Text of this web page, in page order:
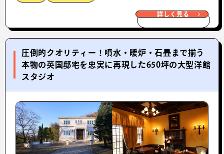
詳しく見る
圧倒的クオリティー！噴水・暖炉・石畳まで揃う
本物の英国邸宅を忠実に再現した650坪の大型洋館
スタジオ